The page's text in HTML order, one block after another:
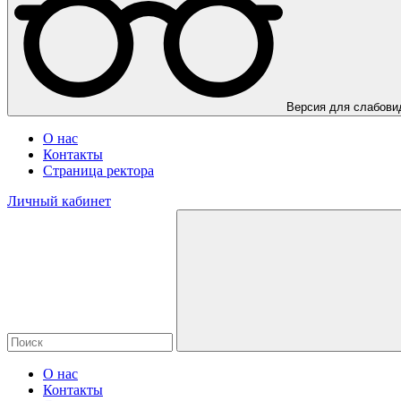
Версия для
О нас
Контакты
Страница ректора
Личный кабинет
О нас
Контакты